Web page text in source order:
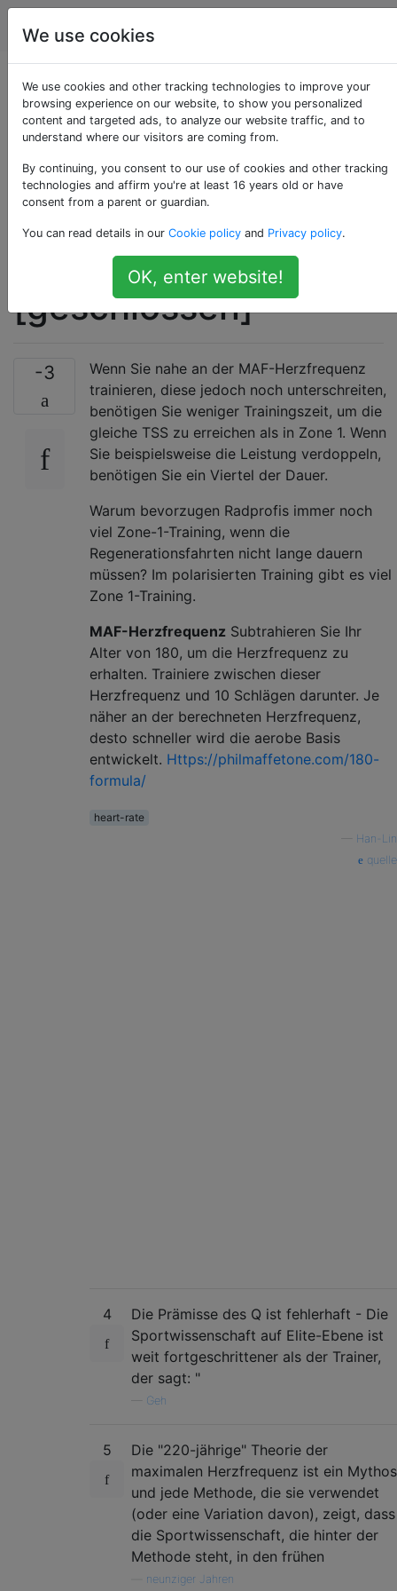
Fahrräder
Warum wenden
professionelle
Radfahrer die
Maffetone-Methode
nicht an?
[geschlossen]
-3
Wenn Sie nahe an der MAF-Herzfrequenz
trainieren, diese jedoch noch unterschreiten,
benötigen Sie weniger Trainingszeit, um die
gleiche TSS zu erreichen als in Zone 1. Wenn
Sie beispielsweise die Leistung verdoppeln,
benötigen Sie ein Viertel der Dauer.
Warum bevorzugen Radprofis immer noch
viel Zone-1-Training, wenn die
Regenerationsfahrten nicht lange dauern
müssen? Im polarisierten Training gibt es viel
Zone 1-Training.
MAF-Herzfrequenz Subtrahieren Sie Ihr
Alter von 180, um die Herzfrequenz zu
erhalten. Trainiere zwischen dieser
Herzfrequenz und 10 Schlägen darunter. Je
näher an der berechneten Herzfrequenz,
desto schneller wird die aerobe Basis
entwickelt. Https://philmaffetone.com/180-
formula/
heart-rate
Han-Lin
quelle
4
Die Prämisse des Q ist fehlerhaft - Die
Sportwissenschaft auf Elite-Ebene ist
weit fortgeschrittener als der Trainer,
der sagt: "
Geh
5
Die "220-jährige" Theorie der
maximalen Herzfrequenz ist ein Mythos
und jede Methode, die sie verwendet
(oder eine Variation davon), zeigt, dass
die Sportwissenschaft, die hinter der
Methode steht, in den frühen
neunziger Jahren
We use cookies
We use cookies and other tracking technologies to improve your
browsing experience on our website, to show you personalized
content and targeted ads, to analyze our website traffic, and to
understand where our visitors are coming from.
By continuing, you consent to our use of cookies and other tracking
technologies and affirm you're at least 16 years old or have
consent from a parent or guardian.
You can read details in our Cookie policy and Privacy policy.
OK, enter website!